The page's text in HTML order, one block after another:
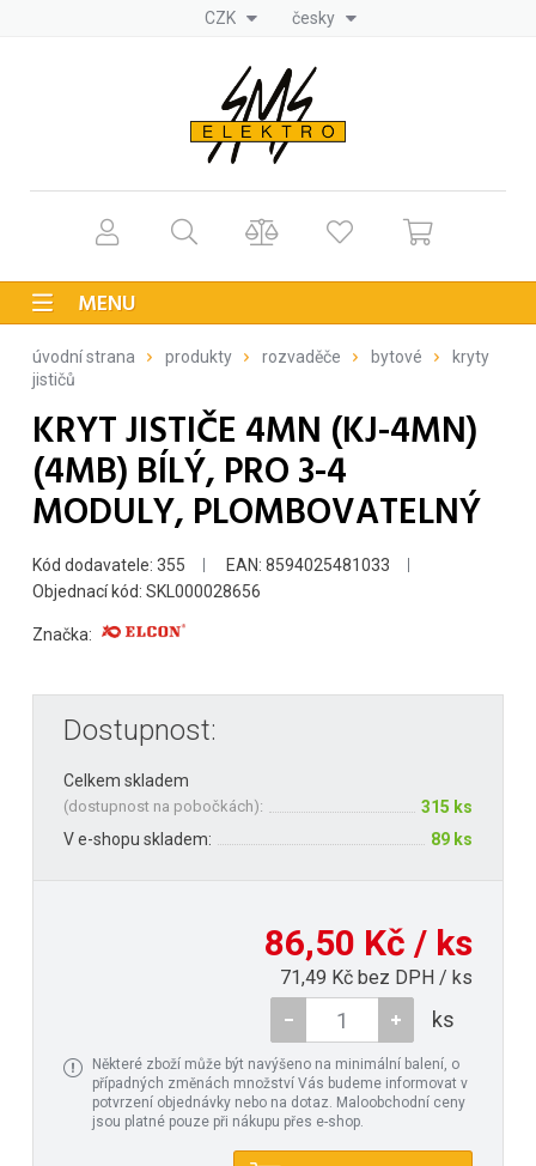
CZK česky
MENU
úvodní strana produkty rozvaděče bytové
kryty
jističů
KRYT JISTIČE 4MN (KJ-4MN)
(4MB) BÍLÝ, PRO 3-4
MODULY, PLOMBOVATELNÝ
Kód dodavatele: 355
EAN: 8594025481033
Objednací kód: SKL000028656
Značka:
Dostupnost:
Celkem skladem
(dostupnost na pobočkách):
315 ks
V e-shopu skladem:
89 ks
86,50 Kč / ks
71,49 Kč bez DPH / ks
ks
Některé zboží může být navýšeno na minimální balení, o
případných změnách množství Vás budeme informovat v
potvrzení objednávky nebo na dotaz. Maloobchodní ceny
jsou platné pouze při nákupu přes e-shop.